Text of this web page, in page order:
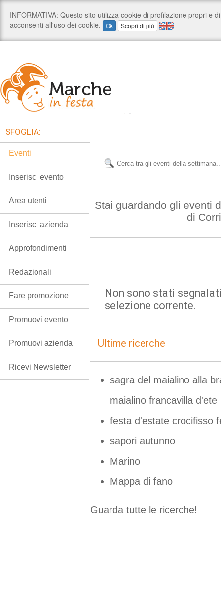
Stai guardando gli eventi
di
Non sono stati
selezione corrente.
Ultime ricerche
sagra del maialino alla
maialino francavilla d'ete
festa d'estate crocifisso
sapori autunno
Marino
Mappa di fano
Guarda tutte le ricerche!
SFOGLIA:
Eventi
Inserisci evento
Area utenti
Inserisci azienda
Approfondimenti
Redazionali
Fare promozione
Promuovi evento
Promuovi azienda
Ricevi Newsletter